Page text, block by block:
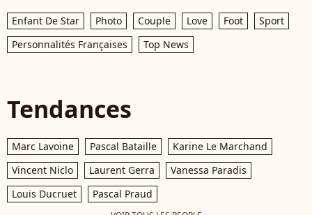
Enfant De Star Photo Couple Love Foot
Sport
Personnalités Françaises
Top News
Tendances
Marc Lavoine Pascal Bataille
Karine Le Marchand
Vincent Niclo
Laurent Gerra
Vanessa Paradis
Louis Ducruet
Pascal Praud